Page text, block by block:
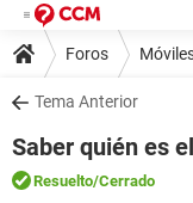
Foros
Tema Anterior
Saber quién es
Resuelto/Cerrado